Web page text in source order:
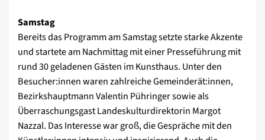
Samstag
Bereits das Programm am Samstag setzte starke Akzente
und startete am Nachmittag mit einer Presseführung mit
rund 30 geladenen Gästen im Kunsthaus. Unter den
Besucher:innen waren zahlreiche Gemeinderät:innen,
Bezirkshauptmann Valentin Pühringer sowie als
Überraschungsgast Landeskulturdirektorin Margot
Nazzal. Das Interesse war groß, die Gespräche mit den